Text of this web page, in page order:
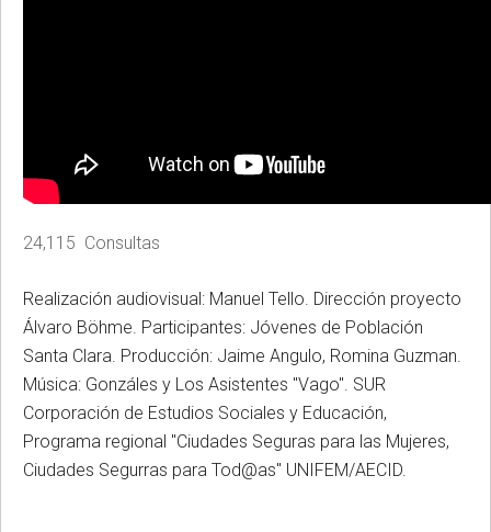
24,115 Consultas
Realización audiovisual: Manuel Tello. Dirección proyecto
Álvaro Böhme. Participantes: Jóvenes de Población
Santa Clara. Producción: Jaime Angulo, Romina Guzman.
Música: Gonzáles y Los Asistentes "Vago". SUR
Corporación de Estudios Sociales y Educación,
Programa regional "Ciudades Seguras para las Mujeres,
Ciudades Segurras para Tod@as" UNIFEM/AECID.